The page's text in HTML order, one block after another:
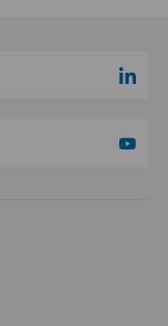
endovascolari